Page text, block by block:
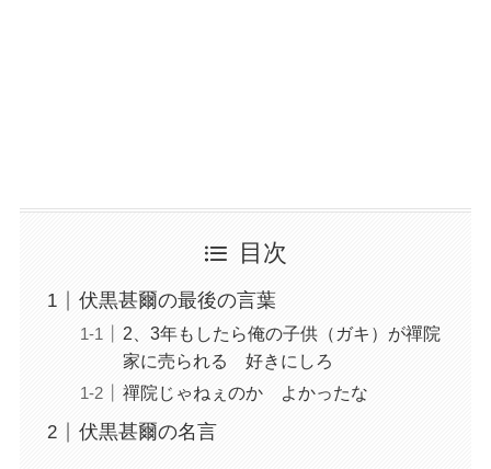
目次
伏黒甚爾の最後の言葉
2、3年もしたら俺の子供（ガキ）が禪院
家に売られる 好きにしろ
禪院じゃねぇのか よかったな
伏黒甚爾の名言